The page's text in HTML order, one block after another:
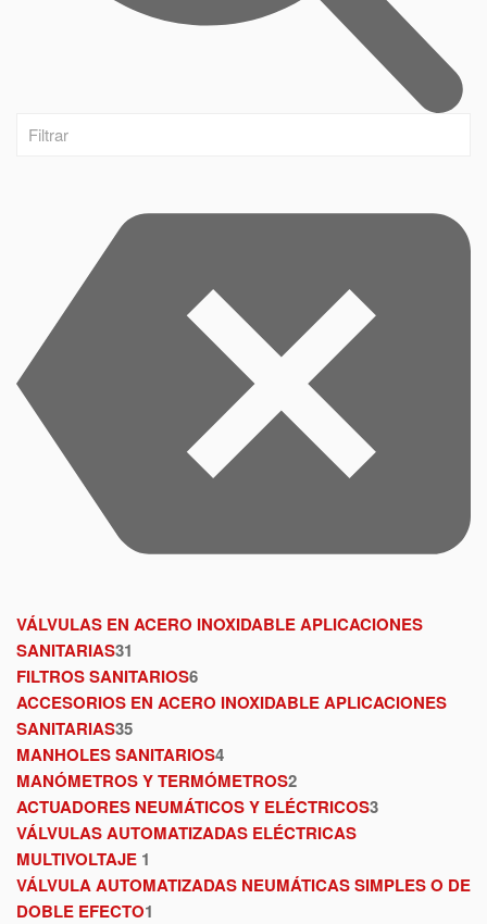
VÁLVULAS EN ACERO INOXIDABLE APLICACIONES
SANITARIAS31
FILTROS SANITARIOS6
ACCESORIOS EN ACERO INOXIDABLE APLICACIONES
SANITARIAS35
MANHOLES SANITARIOS4
MANÓMETROS Y TERMÓMETROS2
ACTUADORES NEUMÁTICOS Y ELÉCTRICOS3
VÁLVULAS AUTOMATIZADAS ELÉCTRICAS
MULTIVOLTAJE 1
VÁLVULA AUTOMATIZADAS NEUMÁTICAS SIMPLES O DE
DOBLE EFECTO1